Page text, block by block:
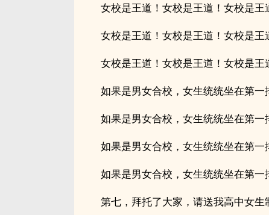
女校是王道！女校是王道！女校是王
女校是王道！女校是王道！女校是王
女校是王道！女校是王道！女校是王
如果是男女合校，女生统统坐在第一
如果是男女合校，女生统统坐在第一
如果是男女合校，女生统统坐在第一
如果是男女合校，女生统统坐在第一
第七，拜托了大家，请送我高中女生